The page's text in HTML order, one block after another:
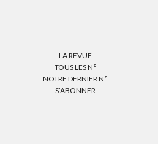
LA REVUE
TOUS LES N°
NOTRE DERNIER N°
S’ABONNER